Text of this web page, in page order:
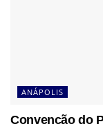
ANÁPOLIS
Convenção do